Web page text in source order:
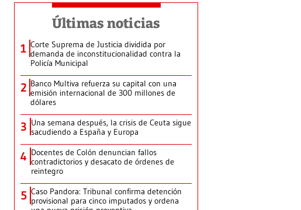
Últimas noticias
1 Corte Suprema de Justicia dividida por
demanda de inconstitucionalidad contra la
Policía Municipal
2 Banco Multiva refuerza su capital con una
emisión internacional de 300 millones de
dólares
3 Una semana después, la crisis de Ceuta sigue
sacudiendo a España y Europa
4 Docentes de Colón denuncian fallos
contradictorios y desacato de órdenes de
reintegro
5 Caso Pandora: Tribunal confirma detención
provisional para cinco imputados y ordena